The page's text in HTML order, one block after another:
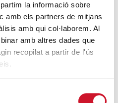
la informació sobre
amb els partners de mitjans
amb qui col·laborem. Al
amb altres dades que
recopilat a partir de l'ús
DE BARCELONA
Sala, Responsable de
Diocesana de Barcelona,